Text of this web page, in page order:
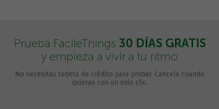
Prueba FacileThings 30 DÍAS GRATIS
y empieza a vivir a tu ritmo
No necesitas tarjeta de crédito para probar. Cancela cuando
quieras con un solo clic.